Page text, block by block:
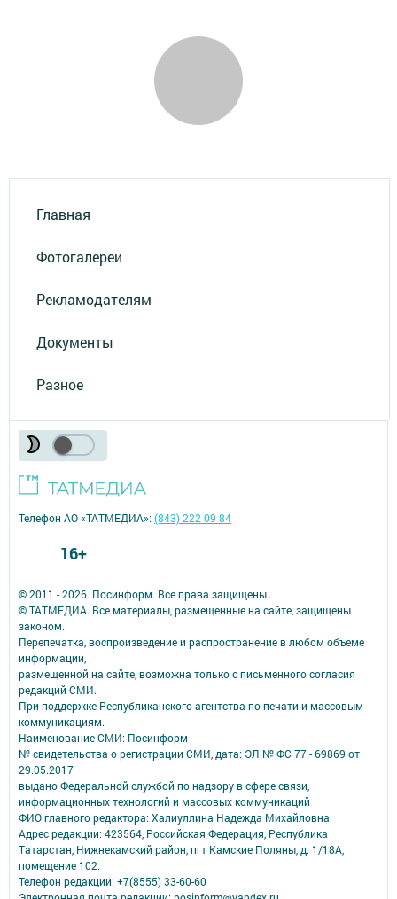
Главная
Фотогалереи
Рекламодателям
Документы
Разное
© 2011 - 2026. Посинформ. Все права защищены.
© ТАТМЕДИА. Все материалы, размещенные на сайте, защищены
законом.
Перепечатка, воспроизведение и распространение в любом объеме
информации,
размещенной на сайте, возможна только с письменного согласия
редакций СМИ.
При поддержке Республиканского агентства по печати и массовым
коммуникациям.
Наименование СМИ: Посинформ
№ свидетельства о регистрации СМИ, дата: ЭЛ № ФС 77 - 69869 от
29.05.2017
выдано Федеральной службой по надзору в сфере связи,
информационных технологий и массовых коммуникаций
ФИО главного редактора: Халиуллина Надежда Михайловна
Адрес редакции: 423564, Российская Федерация, Республика
Татарстан, Нижнекамский район, пгт Камские Поляны, д. 1/18А,
помещение 102.
Телефон редакции: +7(8555) 33-60-60
Телефон АО «ТАТМЕДИА»:(843) 222 09 84
16+